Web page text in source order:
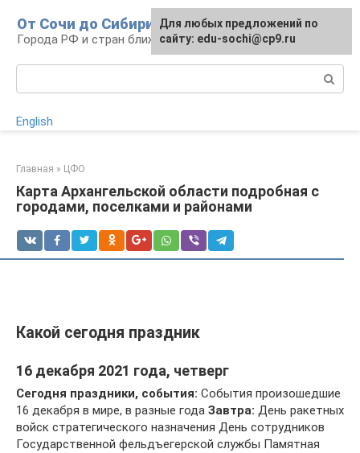
контенту
От Сочи до Сибири
Города РФ и стран ближнего зарубежья
English
Главная » ЦФО
Карта Архангельской области подробная с
городами, поселками и районами
Какой сегодня праздник
16 декабря 2021 года, четверг
Сегодня праздники, события: События произошедшие
16 декабря в мире, в разные года Завтра: День ракетных
войск стратегического назначения День сотрудников
Государственной фельдъегерской службы Памятная
Для любых предложений по
сайту: edu-sochi@cp9.ru